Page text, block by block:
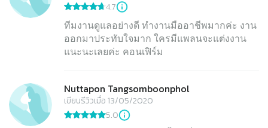
4.7
ทีมงานดูแลอย่างดี ทำงานมืออาชีพมากค่ะ งาน
ออกมาประทับใจมาก ใครมีแพลนจะแต่งงาน
แนะนะเลยค่ะ คอนเฟิร์ม
Nuttapon Tangsomboonphol
เขียนรีวิวเมื่อ 13/05/2020
5.0